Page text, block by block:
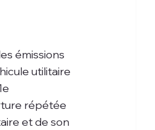
émissions
utilitaire
répétée
et de son